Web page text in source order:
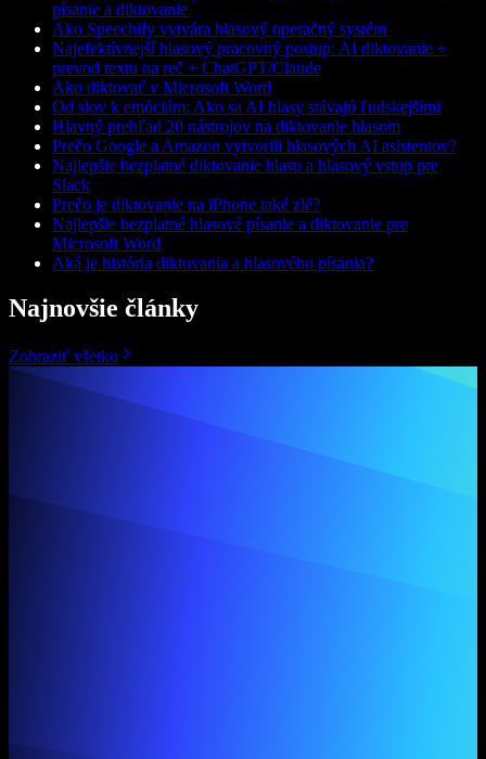
písanie a diktovanie
Ako Speechify vytvára hlasový operačný systém
Najefektívnejší hlasový pracovný postup: AI diktovanie +
prevod textu na reč + ChatGPT/Claude
Ako diktovať v Microsoft Word
Od slov k emóciám: Ako sa AI hlasy stávajú ľudskejšími
Hlavný prehľad 20 nástrojov na diktovanie hlasom
Prečo Google a Amazon vytvorili hlasových AI asistentov?
Najlepšie bezplatné diktovanie hlasu a hlasový vstup pre
Slack
Prečo je diktovanie na iPhone také zlé?
Najlepšie bezplatné hlasové písanie a diktovanie pre
Microsoft Word
Aká je história diktovania a hlasového písania?
Najnovšie články
Zobraziť všetko